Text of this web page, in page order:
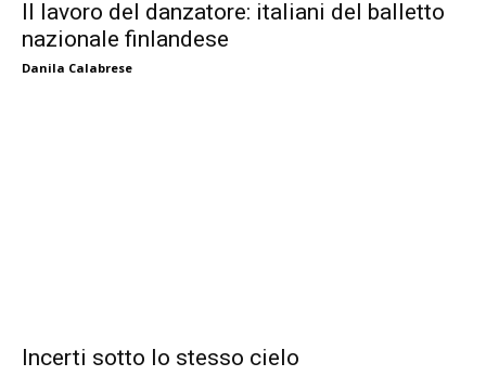
Il lavoro del danzatore: italiani del balletto
nazionale finlandese
Danila Calabrese
Incerti sotto lo stesso cielo